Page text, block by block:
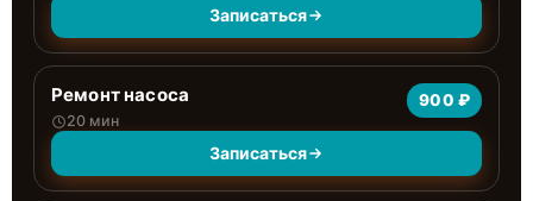
Записаться
Ремонт насоса
20 мин
900 ₽
Записаться